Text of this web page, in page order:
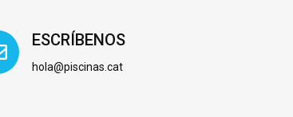
ESCRÍBENOS
hola@piscinas.cat